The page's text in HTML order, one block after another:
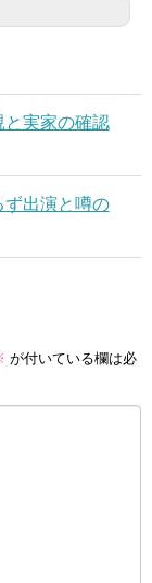
実家の確認
出演と噂の
が付いている欄は必